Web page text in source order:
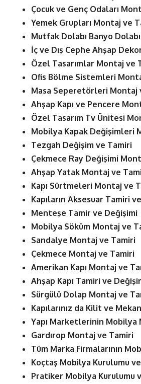
Çocuk ve Genç Odaları
Yemek Grupları Montaj ve
Mutfak Dolabı Banyo
İç ve Dış Cephe Ahşap
Özel Tasarımlar Montaj ve
Ofis Bölme Sistemleri
Masa Seperetörleri Montaj
Ahşap Kapı ve Pencere
Özel Tasarım Tv Ünitesi
Mobilya Kapak Değişimleri
Tezgah Değişim ve Tamiri
Çekmece Ray Değişimi
Ahşap Yatak Montaj ve
Kapı Sürtmeleri Montaj ve
Kapıların Aksesuar Tamiri
Menteşe Tamir ve Değişimi
Mobilya Söküm Montaj ve
Sandalye Montaj ve Tamiri
Çekmece Montaj ve Tamiri
Amerikan Kapı Montaj ve
Ahşap Kapı Tamiri ve
Sürgülü Dolap Montaj ve
Kapılarınız da Kilit ve
Yapı Marketlerinin Mobilya
Gardırop Montaj ve Tamiri
Tüm Marka Firmalarının
Koçtaş Mobilya Kurulumu
Pratiker Mobilya Kurulumu